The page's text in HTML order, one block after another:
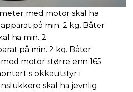
med motor skal ha
på min. 2 kg. Båter
ha min. 2
på min. 2 kg. Båter
motor større enn 165
slokkeutstyr i
skal ha jevnlig